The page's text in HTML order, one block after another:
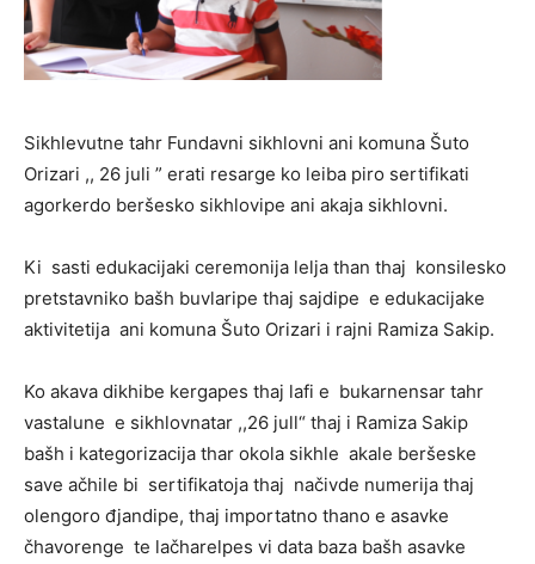
Sikhlevutne tahr Fundavni sikhlovni ani komuna Šuto
Orizari ,, 26 juli ” erati resarge ko leiba piro sertifikati
agorkerdo beršesko sikhlovipe ani akaja sikhlovni.
Ki sasti edukacijaki ceremonija lelja than thaj konsilesko
pretstavniko bašh buvlaripe thaj sajdipe e edukacijake
aktivitetija ani komuna Šuto Orizari i rajni Ramiza Sakip.
Ko akava dikhibe kergapes thaj lafi e bukarnensar tahr
vastalune e sikhlovnatar ,,26 jull“ thaj i Ramiza Sakip
bašh i kategorizacija thar okola sikhle akale beršeske
save ačhile bi sertifikatoja thaj načivde numerija thaj
olengoro đjandipe, thaj importatno thano e asavke
čhavorenge te lačharelpes vi data baza bašh asavke